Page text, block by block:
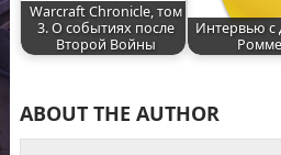
Warcraft Chronicle, том
3. О событиях после
Второй Войны
Интервью
ABOUT THE AUTHOR